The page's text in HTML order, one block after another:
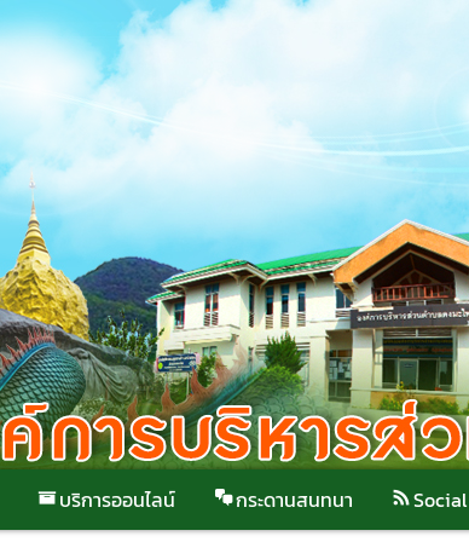
บริการออนไลน์ กระดานสนทนา Social